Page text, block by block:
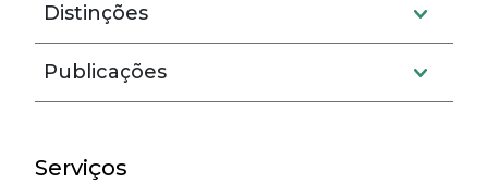
Distinções
Publicações
Serviços